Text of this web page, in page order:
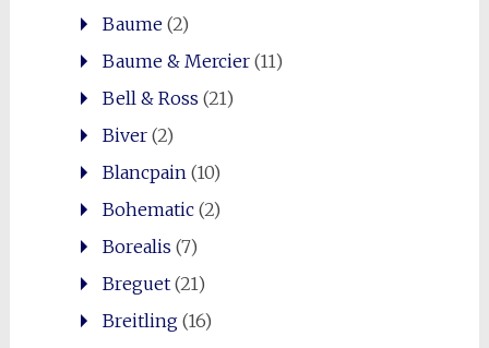
Baume(2)
Baume & Mercier(11)
Bell & Ross (21)
Biver(2)
Blancpain(10)
Bohematic(2)
Borealis (7)
Breguet(21)
Breitling(16)